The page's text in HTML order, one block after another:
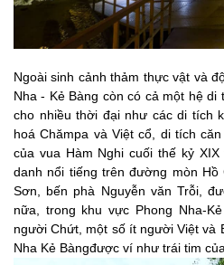
Ngoài sinh cảnh thảm thực vật và
Nha - Kẻ Bàng còn có cả một hệ
cho nhiều thời đại như các di tích
hoá Chămpa và Việt cổ, di tích
của vua Hàm Nghi cuối thế kỷ
danh nổi tiếng trên đường mòn
Sơn, bến phà Nguyễn văn Trỗi,
nữa, trong khu vực Phong Nha-
người Chứt, một số ít người Việt và
Nha Kẻ Bàngđược ví như trái tim của